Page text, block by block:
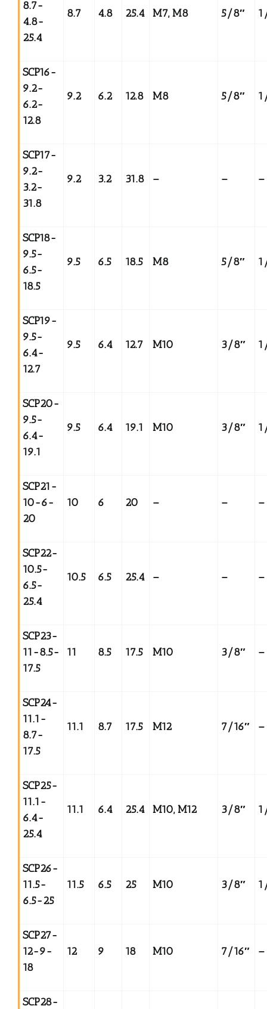
8.7-
4.8-
25.4
8.7 4.8 25.4 M7, M8 5/8″
SCP16-
9.2-
6.2-
12.8
9.2 6.2 12.8 M8 5⁄8″
SCP17-
9.2-
3.2-
31.8
9.2 3.2 31.8 – – –
SCP18-
9.5-
6.5-
18.5
9.5 6.5 18.5 M8 5/8″
SCP19-
9.5-
6.4-
12.7
9.5 6.4 12.7 M10 3/8″
SCP20-
9.5-
6.4-
19.1
9.5 6.4 19.1 M10 3/8″
SCP21-
10-6-
20
10 6 20 – – –
SCP22-
10.5-
6.5-
25.4
10.5 6.5 25.4 – – –
SCP23-
11-8.5-
17.5
11 8.5 17.5 M10 3/8″ –
SCP24-
11.1-
8.7-
17.5
11.1 8.7 17.5 M12 7/16″ –
SCP25-
11.1-
6.4-
25.4
11.1 6.4 25.4 M10, M12 3/8″
SCP26-
11.5-
6.5-25
11.5 6.5 25 M10 3/8″
SCP27-
12-9-
18
12 9 18 M10 7/16″ –
SCP28-